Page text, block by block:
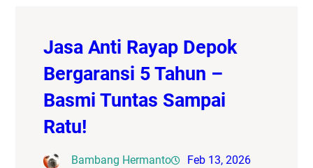
Jasa Anti Rayap Depok
Bergaransi 5 Tahun –
Basmi Tuntas Sampai
Ratu!
Bambang Hermanto Feb 13, 2026